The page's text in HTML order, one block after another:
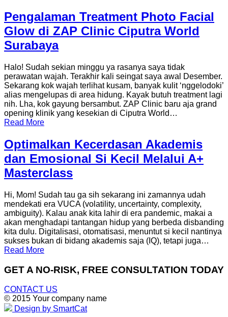
Pengalaman Treatment Photo Facial
Glow di ZAP Clinic Ciputra World
Surabaya
Halo! Sudah sekian minggu ya rasanya saya tidak
perawatan wajah. Terakhir kali seingat saya awal Desember.
Sekarang kok wajah terlihat kusam, banyak kulit ‘nggelodoki’
alias mengelupas di area hidung. Kayak butuh treatment lagi
nih. Lha, kok gayung bersambut. ZAP Clinic baru aja grand
opening klinik yang kesekian di Ciputra World…
Read More
Optimalkan Kecerdasan Akademis
dan Emosional Si Kecil Melalui A+
Masterclass
Hi, Mom! Sudah tau ga sih sekarang ini zamannya udah
mendekati era VUCA (volatility, uncertainty, complexity,
ambiguity). Kalau anak kita lahir di era pandemic, makai a
akan menghadapi tantangan hidup yang berbeda disbanding
kita dulu. Digitalisasi, otomatisasi, menuntut si kecil nantinya
sukses bukan di bidang akademis saja (IQ), tetapi juga…
Read More
GET A NO-RISK, FREE CONSULTATION TODAY
CONTACT US
© 2015 Your company name
Design by SmartCat